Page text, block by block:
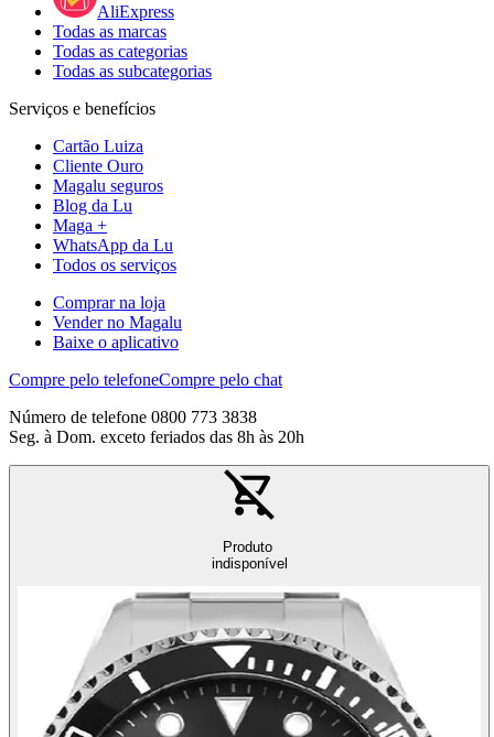
AliExpress
Todas as marcas
Todas as categorias
Todas as subcategorias
Serviços e benefícios
Cartão Luiza
Cliente Ouro
Magalu seguros
Blog da Lu
Maga +
WhatsApp da Lu
Todos os serviços
Comprar na loja
Vender no Magalu
Baixe o aplicativo
Compre pelo telefoneCompre pelo chat
Número de telefone 0800 773 3838
Seg. à Dom. exceto feriados das 8h às 20h
Produto
indisponível